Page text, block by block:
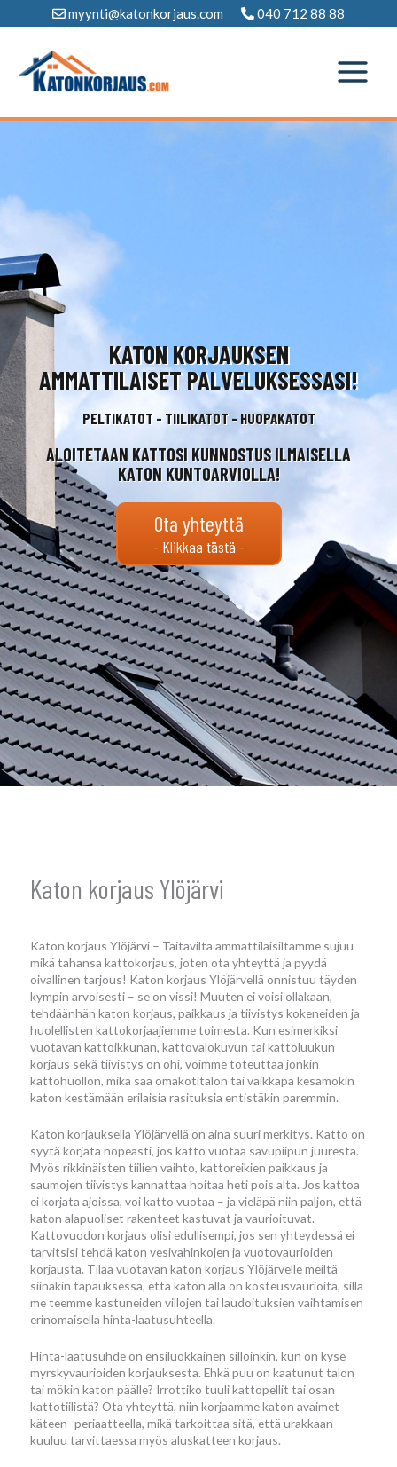
sisältöön
myynti@katonkorjaus.com 040 712 88 88
KATON KORJAUKSEN
AMMATTILAISET PALVELUKSESSASI!
PELTIKATOT - TIILIKATOT - HUOPAKATOT
ALOITETAAN KATTOSI KUNNOSTUS ILMAISELLA
KATON KUNTOARVIOLLA!
Ota yhteyttä
Katon korjaus Ylöjärvi
Katon korjaus Ylöjärvi – Taitavilta ammattilaisiltamme sujuu
mikä tahansa kattokorjaus, joten ota yhteyttä ja pyydä
oivallinen tarjous! Katon korjaus Ylöjärvellä onnistuu täyden
kympin arvoisesti – se on vissi! Muuten ei voisi ollakaan,
tehdäänhän katon korjaus, paikkaus ja tiivistys kokeneiden ja
huolellisten kattokorjaajiemme toimesta. Kun esimerkiksi
vuotavan kattoikkunan, kattovalokuvun tai kattoluukun
korjaus sekä tiivistys on ohi, voimme toteuttaa jonkin
kattohuollon, mikä saa omakotitalon tai vaikkapa kesämökin
katon kestämään erilaisia rasituksia entistäkin paremmin.
Katon korjauksella Ylöjärvellä on aina suuri merkitys. Katto on
syytä korjata nopeasti, jos katto vuotaa savupiipun juuresta.
Myös rikkinäisten tiilien vaihto, kattoreikien paikkaus ja
saumojen tiivistys kannattaa hoitaa heti pois alta. Jos kattoa
ei korjata ajoissa, voi katto vuotaa – ja vieläpä niin paljon, että
katon alapuoliset rakenteet kastuvat ja vaurioituvat.
Kattovuodon korjaus olisi edullisempi, jos sen yhteydessä ei
tarvitsisi tehdä katon vesivahinkojen ja vuotovaurioiden
korjausta. Tilaa vuotavan katon korjaus Ylöjärvelle meiltä
siinäkin tapauksessa, että katon alla on kosteusvaurioita, sillä
me teemme kastuneiden villojen tai laudoituksien vaihtamisen
erinomaisella hinta-laatusuhteella.
Hinta-laatusuhde on ensiluokkainen silloinkin, kun on kyse
myrskyvaurioiden korjauksesta. Ehkä puu on kaatunut talon
tai mökin katon päälle? Irrottiko tuuli kattopellit tai osan
kattotiilistä? Ota yhteyttä, niin korjaamme katon avaimet
käteen -periaatteella, mikä tarkoittaa sitä, että urakkaan
kuuluu tarvittaessa myös aluskatteen korjaus.